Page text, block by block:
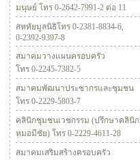
มนุษย์ โทร 0-2642-7991-2 ต่อ 11
สหทัยมูลนิธิโทร 0-2381-8834-6,
0-2392-9397-8
สมาคมวางแผนครอบครัว
โทร 0-2245-7382-5
สมาคมพัฒนาประชากรและชุมชน
โทร 0-2229-5803-7
คลินิกชุมชนเวชกรรม (ปรึกษาคลินิก
หมอมีชัย) โทร 0-2229-4611-28
สมาคมเสริมสร้างครอบครัว